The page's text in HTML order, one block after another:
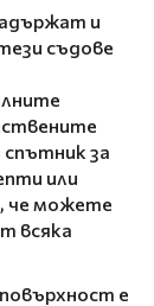
и
съдове
за
или
че можете
всяка
е